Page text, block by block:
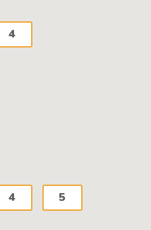
4
4 5